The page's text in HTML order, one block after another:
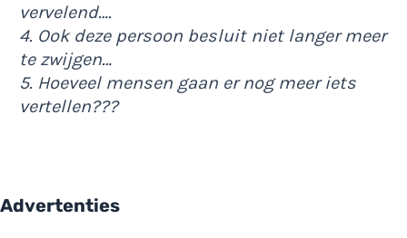
vervelend….
4. Ook deze persoon besluit niet langer meer
te zwijgen…
5. Hoeveel mensen gaan er nog meer iets
vertellen???
Advertenties